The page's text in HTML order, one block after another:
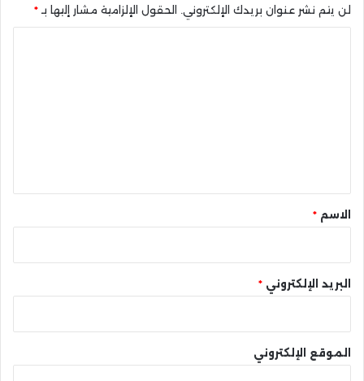
لن يتم نشر عنوان بريدك الإلكتروني. الحقول الإلزامية مشار إليها بـ *
* الاسم *
البريد الإلكتروني *
الموقع الإلكتروني